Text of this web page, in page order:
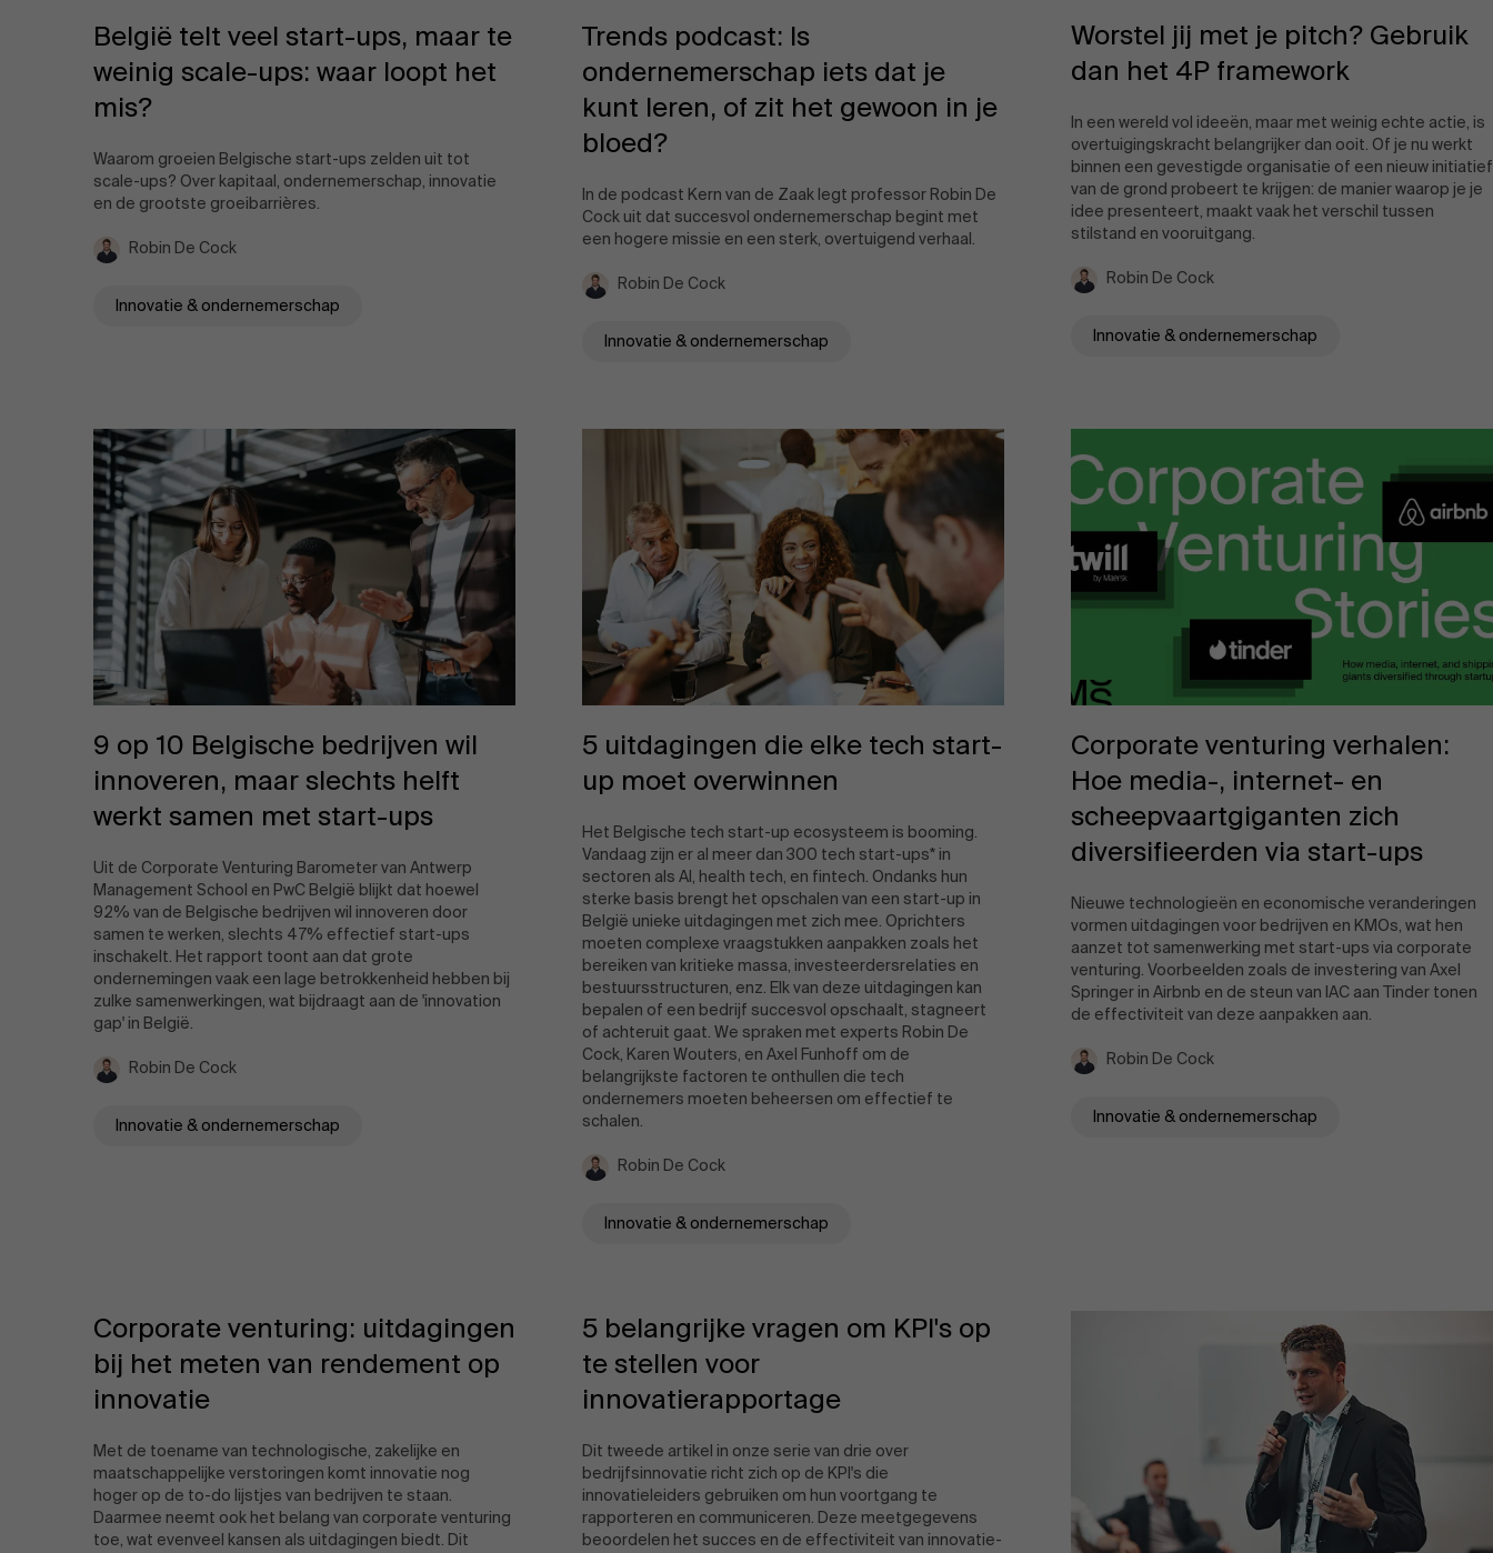
Evenementen
Nieuws
België telt veel start-ups, maar te
weinig scale-ups: waar loopt het
mis?
Waarom groeien Belgische start-ups zelden uit tot
scale-ups? Over kapitaal, ondernemerschap, innovatie
en de grootste groeibarrières.
Robin De Cock
Innovatie & ondernemerschap
Trends podcast: Is
ondernemerschap iets dat je
kunt leren, of zit het gewoon in je
bloed?
In de podcast Kern van de Zaak legt professor Robin De
Cock uit dat succesvol ondernemerschap begint met
een hogere missie en een sterk, overtuigend verhaal.
Robin De Cock
Innovatie & ondernemerschap
Worstel jij met je pitch? Gebruik
dan het 4P framework
In een wereld vol ideeën, maar met weinig echte actie, is
overtuigingskracht belangrijker dan ooit. Of je nu werkt
binnen een gevestigde organisatie of een nieuw initiatief
van de grond probeert te krijgen: de manier waarop je je
idee presenteert, maakt vaak het verschil tussen
stilstand en vooruitgang.
Robin De Cock
Innovatie & ondernemerschap
9 op 10 Belgische bedrijven wil
innoveren, maar slechts helft
werkt samen met start-ups
Uit de Corporate Venturing Barometer van Antwerp
Management School en PwC België blijkt dat hoewel
92% van de Belgische bedrijven wil innoveren door
samen te werken, slechts 47% effectief start-ups
inschakelt. Het rapport toont aan dat grote
ondernemingen vaak een lage betrokkenheid hebben bij
zulke samenwerkingen, wat bijdraagt aan de 'innovation
gap' in België.
Robin De Cock
Innovatie & ondernemerschap
5 uitdagingen die elke tech start-
up moet overwinnen
Het Belgische tech start-up ecosysteem is booming.
Vandaag zijn er al meer dan 300 tech start-ups* in
sectoren als AI, health tech, en fintech. Ondanks hun
sterke basis brengt het opschalen van een start-up in
België unieke uitdagingen met zich mee. Oprichters
moeten complexe vraagstukken aanpakken zoals het
bereiken van kritieke massa, investeerdersrelaties en
bestuursstructuren, enz. Elk van deze uitdagingen kan
bepalen of een bedrijf succesvol opschaalt, stagneert
of achteruit gaat. We spraken met experts Robin De
Cock, Karen Wouters, en Axel Funhoff om de
belangrijkste factoren te onthullen die tech
ondernemers moeten beheersen om effectief te
schalen.
Robin De Cock
Innovatie & ondernemerschap
Corporate venturing verhalen:
Hoe media-, internet- en
scheepvaartgiganten zich
diversifieerden via start-ups
Nieuwe technologieën en economische veranderingen
vormen uitdagingen voor bedrijven en KMOs, wat hen
aanzet tot samenwerking met start-ups via corporate
venturing. Voorbeelden zoals de investering van Axel
Springer in Airbnb en de steun van IAC aan Tinder tonen
de effectiviteit van deze aanpakken aan.
Robin De Cock
Innovatie & ondernemerschap
Corporate venturing: uitdagingen
bij het meten van rendement op
innovatie
Met de toename van technologische, zakelijke en
maatschappelijke verstoringen komt innovatie nog
hoger op de to-do lijstjes van bedrijven te staan.
Daarmee neemt ook het belang van corporate venturing
toe, wat evenveel kansen als uitdagingen biedt. Dit
5 belangrijke vragen om KPI's op
te stellen voor
innovatierapportage
Dit tweede artikel in onze serie van drie over
bedrijfsinnovatie richt zich op de KPI's die
innovatieleiders gebruiken om hun voortgang te
rapporteren en communiceren. Deze meetgegevens
beoordelen het succes en de effectiviteit van innovatie-